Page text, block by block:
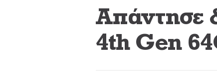
Απάντησε
4th Gen